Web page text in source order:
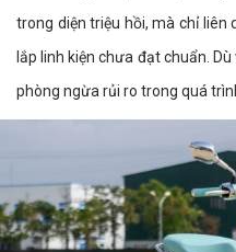
trong diện triệu hồi, mà chỉ liên
lắp linh kiện chưa đạt chuẩn.
phòng ngừa rủi ro trong quá